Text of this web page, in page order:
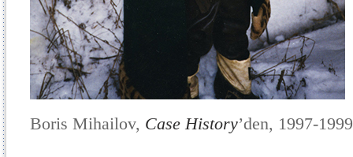
Boris Mihailov, Case History’den, 1997-1999